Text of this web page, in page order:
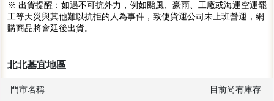
※ 出貨提醒：如遇不可抗外力，例如颱風、豪雨、工廠或海運空運罷
工等天災與其他難以抗拒的人為事件，致使貨運公司未上班營運，網
購商品將會延後出貨。
北北基宜地區
門市名稱 目前尚有庫存